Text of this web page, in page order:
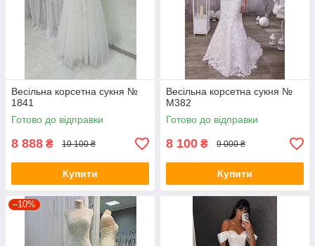
Весільна корсетна сукня №
1841
Готово до відправки
8 888 ₴ 10 100 ₴
Купити
Весільна корсетна сукня №
M382
Готово до відправки
8 100 ₴ 9 000 ₴
Купити
–10%